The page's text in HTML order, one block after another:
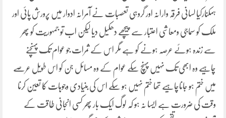
ہمکنارکیا لسانی فرقہ وارانہ اور گروہی تعصبات نے آمرانہ ادوار میں پرورش پائی اور
ملک کو سماجی ومعاشی اعتبار سے پیچھے دھکیل دیا لیکن اب تو جمہوریت کو پھر
سے زندہ ہوئے عرصہ ہونے کو ہے مگر اس کے ثمرات جو عوام تک پہنچنے
چاہیے وہ ابھی تک نہیں پہنچ سکے عوام کے وہ مسائل جن کو اس طویل عرصے
میں ختم ہو جاناچاہیے تھا ختم نہیں ہو سکے اس کی بنیادی وجوہات کا تعین کرنا
وقت کی ضرورت ہے ایسا نہ ہو کہ لوگ ایک بار پھر کسی انجانی طاقت کے